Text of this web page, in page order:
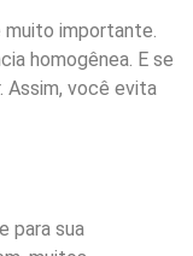
muito importante.
homogênea. E se
Assim, você evita
para sua